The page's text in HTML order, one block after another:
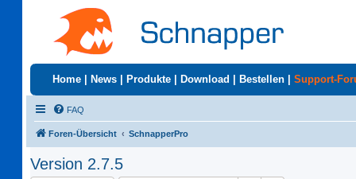
Home News Produkte Download Bestellen Support-
FAQ
Foren-Übersicht SchnapperPro
Version 2.7.5